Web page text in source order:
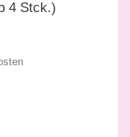
4 Stck.)